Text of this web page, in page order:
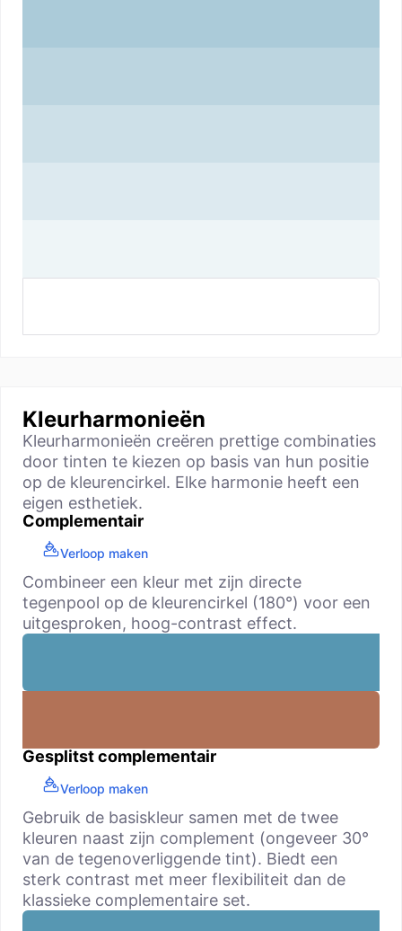
Kleurharmonieën
Kleurharmonieën creëren prettige combinaties
door tinten te kiezen op basis van hun positie
op de kleurencirkel. Elke harmonie heeft een
eigen esthetiek.
Complementair
Verloop maken
Combineer een kleur met zijn directe
tegenpool op de kleurencirkel (180°) voor een
uitgesproken, hoog-contrast effect.
Gesplitst complementair
Verloop maken
Gebruik de basiskleur samen met de twee
kleuren naast zijn complement (ongeveer 30°
van de tegenoverliggende tint). Biedt een
sterk contrast met meer flexibiliteit dan de
klassieke complementaire set.